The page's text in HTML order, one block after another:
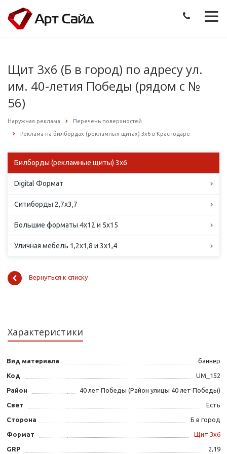
Щит 3х6 (Б в город) по адресу ул.
им. 40-летия Победы (рядом с №
56)
Наружная реклама Перечень поверхностей
Реклама на билбордах (рекламных щитах) 3х6 в Краснодаре
Билборды (рекламные щиты) 3х6
Digital Формат
Ситиборды 2,7х3,7
Большие форматы 4х12 и 5х15
Уличная мебель 1,2х1,8 и 3х1,4
Вернуться к списку
Характеристики
Вид материала баннер
Код UM_152
Район 40 лет Победы (Район улицы 40 лет Победы)
Свет Есть
Сторона Б в город
Формат Щит 3х6
GRP 2,19